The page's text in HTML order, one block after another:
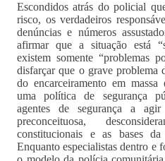
Escondidos atrás do policial
risco, os verdadeiros
denúncias e números
afirmar que a situação está
existem somente “problemas
disfarçar que o grave problema
do encarceiramento em
uma política de segurança
agentes de segurança a
preconceituosa,
constitucionais e as bases da
Enquanto especialistas dentro e